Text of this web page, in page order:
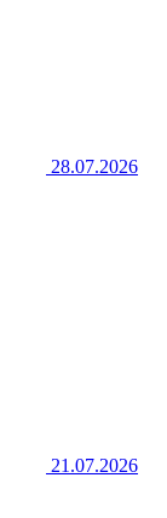
28.07.2026
21.07.2026